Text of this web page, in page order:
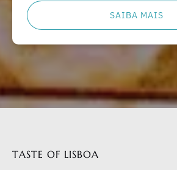
SAIBA MAIS
TASTE OF LISBOA